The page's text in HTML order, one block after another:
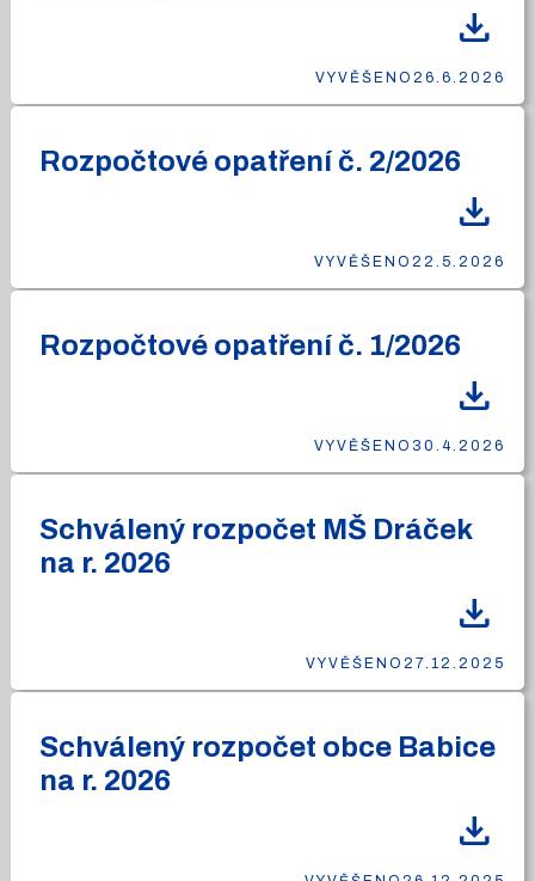
download
VYVĚŠENO 26.6.2026
Rozpočtové opatření č. 2/2026
download
VYVĚŠENO 22.5.2026
Rozpočtové opatření č. 1/2026
download
VYVĚŠENO 30.4.2026
Schválený rozpočet MŠ Dráček
na r. 2026
download
VYVĚŠENO 27.12.2025
Schválený rozpočet obce Babice
na r. 2026
download